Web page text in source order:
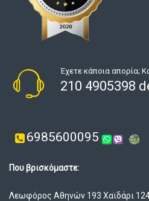
Έχετε κάποια απορία;
210 4905398
6985600095
Που βρισκόμαστε:
Λεωφόρος Αθηνών 193 Χαϊδάρι